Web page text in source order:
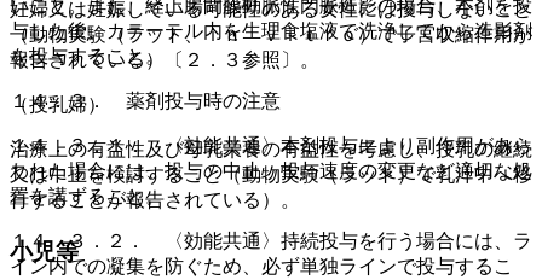
いこと。また、経上腸間膜動脈性門脈造影の場合、本剤を投
与した後、カテーテル内を生理食塩液で洗浄してから造影剤
を投与すること。
１４．３． 薬剤投与時の注意
１４．３．１． 〈効能共通〉本剤投与により副作用があら
われた場合には、投与の中止、投与速度の変更など適切な処
置を講ずること。
１４．３．２． 〈効能共通〉持続投与を行う場合には、ラ
イン内での凝集を防ぐため、必ず単独ラインで投与するこ
妊婦又は妊娠している可能性のある女性には投与しないこと
（動物実験（ラット、ｉｎ ｖｉｔｒｏ）で子宮収縮作用が
報告されている）〔２．３参照〕。
（授乳婦）
治療上の有益性及び母乳栄養の有益性を考慮し、授乳の継続
又は中止を検討すること（動物実験（ラット）で乳汁中へ移
行することが報告されている）。
小児等